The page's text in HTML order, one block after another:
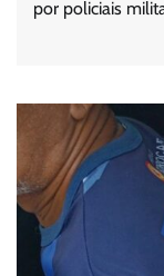
por policiais